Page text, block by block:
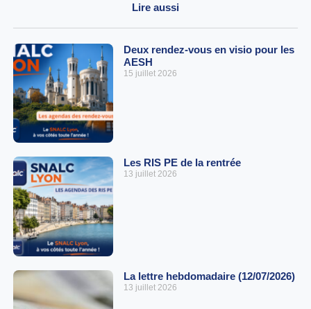
Lire aussi
Deux rendez-vous en visio pour les
AESH
15 juillet 2026
Les RIS PE de la rentrée
13 juillet 2026
La lettre hebdomadaire (12/07/2026)
13 juillet 2026